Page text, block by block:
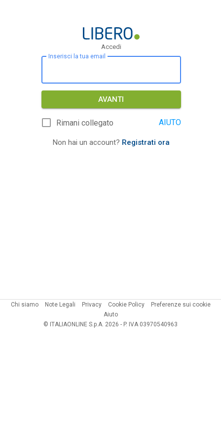
Accedi
Inserisci la tua email
AVANTI
Rimani collegato AIUTO
Non hai un account? Registrati ora
Chi siamo Note Legali Privacy Cookie Policy
Preferenze sui cookie
Aiuto
© ITALIAONLINE S.p.A. 2026 - P. IVA 03970540963